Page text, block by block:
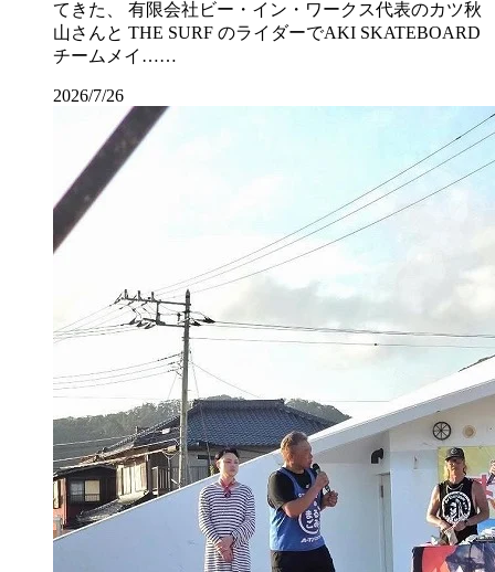
てきた、 有限会社ビー・イン・ワークス代表のカツ秋
山さんと THE SURF のライダーでAKI SKATEBOARD
チームメイ……
2026/7/26